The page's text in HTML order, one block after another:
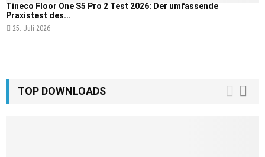
Tineco Floor One S5 Pro 2 Test 2026: Der umfassende
Praxistest des...
25. Juli 2026
TOP DOWNLOADS